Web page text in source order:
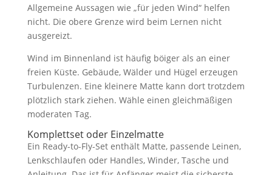
Allgemeine Aussagen wie „für jeden Wind“ helfen
nicht. Die obere Grenze wird beim Lernen nicht
ausgereizt.
Wind im Binnenland ist häufig böiger als an einer
freien Küste. Gebäude, Wälder und Hügel erzeugen
Turbulenzen. Eine kleinere Matte kann dort trotzdem
plötzlich stark ziehen. Wähle einen gleichmäßigen
moderaten Tag.
Komplettset oder Einzelmatte
Ein Ready-to-Fly-Set enthält Matte, passende Leinen,
Lenkschlaufen oder Handles, Winder, Tasche und